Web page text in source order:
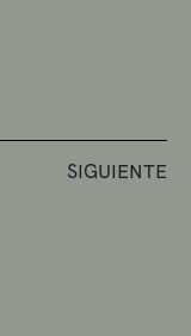
SIGUIENTE